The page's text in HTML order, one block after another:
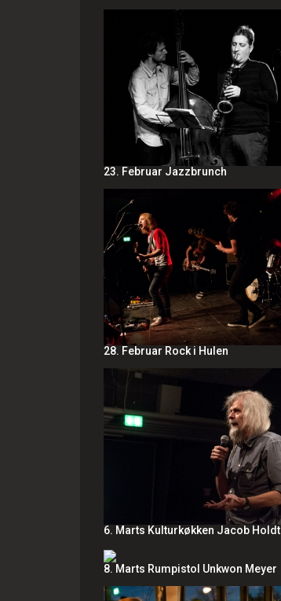
23. Februar Jazzbrunch
28. Februar Rock i Hulen
6. Marts Kulturkøkken Jacob Holdt
8. Marts Rumpistol Unkwon Meyer